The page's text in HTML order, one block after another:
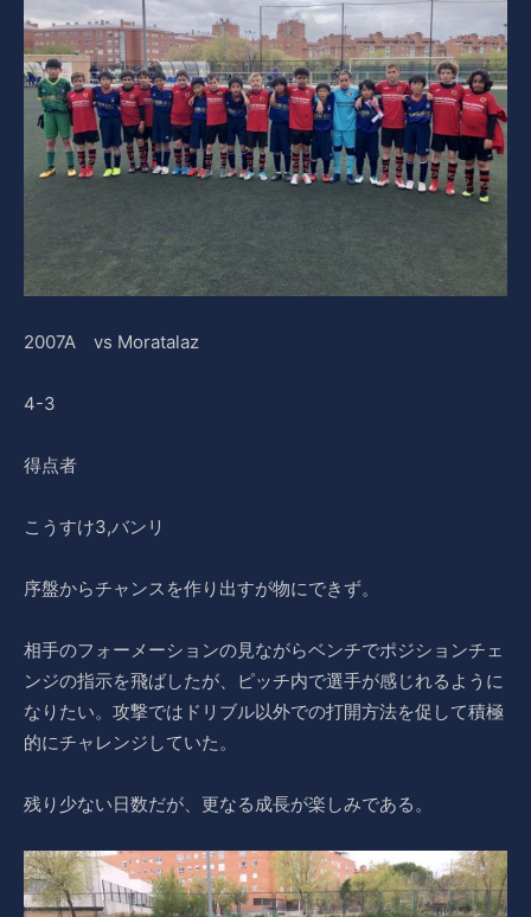
2007A vs Moratalaz
4-3
得点者
こうすけ3,バンリ
序盤からチャンスを作り出すが物にできず。
相手のフォーメーションの見ながらベンチでポジションチェ
ンジの指示を飛ばしたが、ピッチ内で選手が感じれるように
なりたい。攻撃ではドリブル以外での打開方法を促して積極
的にチャレンジしていた。
残り少ない日数だが、更なる成長が楽しみである。